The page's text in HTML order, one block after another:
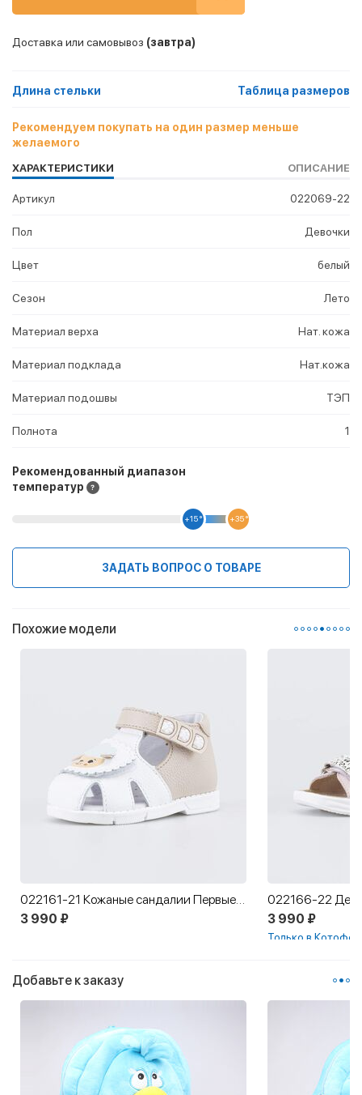
Доставка или самовывоз (завтра)
Длина стельки Таблица размеров
Рекомендуем покупать на один размер меньше
желаемого
ХАРАКТЕРИСТИКИ ОПИСАНИЕ
Артикул 022069-22
Пол Девочки
Цвет белый
Сезон Лето
Материал верха Нат. кожа
Материал подклада Нат.кожа
Материал подошвы ТЭП
Полнота 1
Рекомендованный диапазон
температур
+15 ° +35 °
ЗАДАТЬ ВОПРОС О ТОВАРЕ
Похожие модели
022161-21 Кожаные сандалии Первые шаги Овечка
3 990 ₽
3 990 ₽
Только в Котофей
Добавьте к заказу